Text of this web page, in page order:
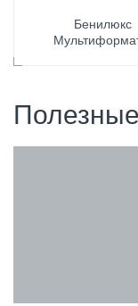
Бенилюкс